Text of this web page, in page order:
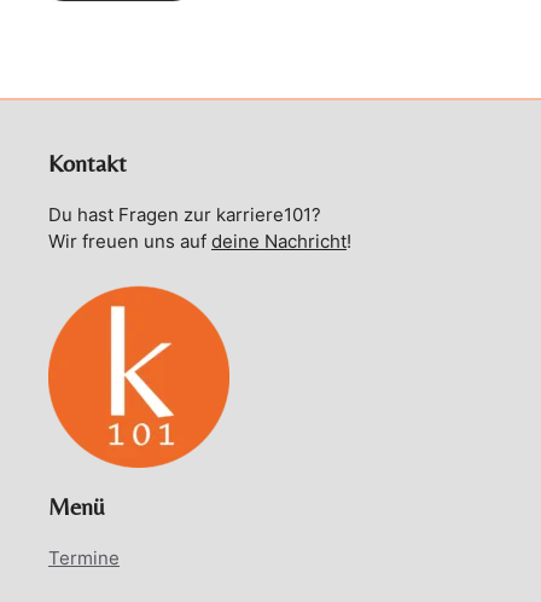
Kontakt
Du hast Fragen zur karriere101?
Wir freuen uns auf deine Nachricht!
Menü
Termine